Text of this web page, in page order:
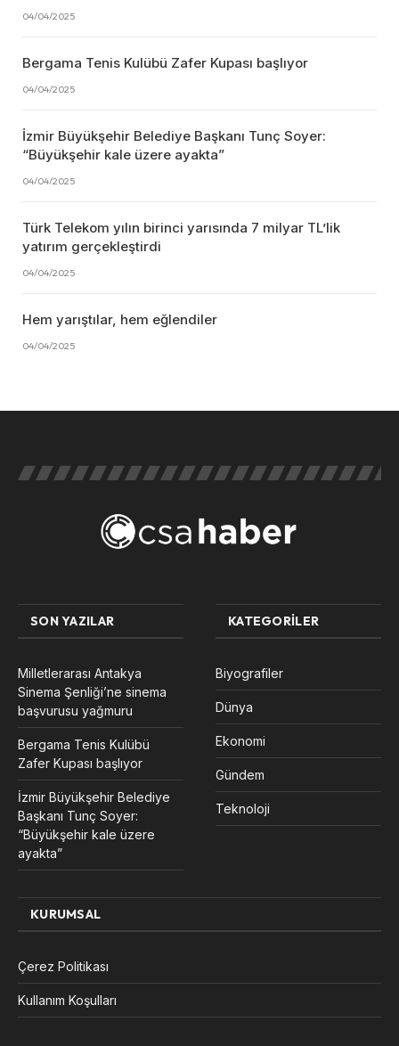
04/04/2025
Bergama Tenis Kulübü Zafer Kupası başlıyor
04/04/2025
İzmir Büyükşehir Belediye Başkanı Tunç Soyer:
“Büyükşehir kale üzere ayakta”
04/04/2025
Türk Telekom yılın birinci yarısında 7 milyar TL’lik
yatırım gerçekleştirdi
04/04/2025
Hem yarıştılar, hem eğlendiler
04/04/2025
SON YAZILAR
Milletlerarası Antakya
Sinema Şenliği’ne sinema
başvurusu yağmuru
Bergama Tenis Kulübü
Zafer Kupası başlıyor
İzmir Büyükşehir Belediye
Başkanı Tunç Soyer:
“Büyükşehir kale üzere
ayakta”
KATEGORILER
Biyografiler
Dünya
Ekonomi
Gündem
Teknoloji
KURUMSAL
Çerez Politikası
Kullanım Koşulları